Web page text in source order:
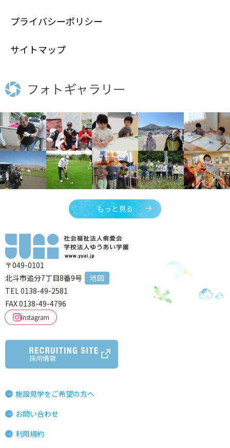
プライバシーポリシー
サイトマップ
もっと見る
〒049-0101
北斗市追分7丁目8番9号
地図
TEL 0138-49-2581
FAX 0138-49-4796
Instagram
採用情報
施設見学をご希望の方へ
お問い合わせ
利用規約